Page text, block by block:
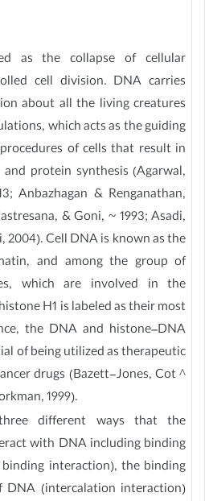
as the collapse of cellular
cell division. DNA carries
about all the living creatures
which acts as the guiding
of cells that result in
protein synthesis (Agarwal,
Anbazhagan & Renganathan,
& Goni, ~ 1993; Asadi,
2004). Cell DNA is known as the
and among the group of
which are involved in the
H1 is labeled as their most
the DNA and histone–DNA
of being utilized as therapeutic
drugs (Bazett-Jones, Cot ^
1999).
different ways that the
with DNA including binding
interaction), the binding
(intercalation interaction)